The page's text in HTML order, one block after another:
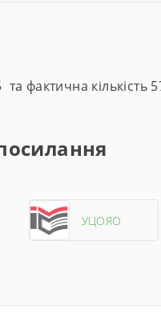
фактична кількість
УЦОЯО